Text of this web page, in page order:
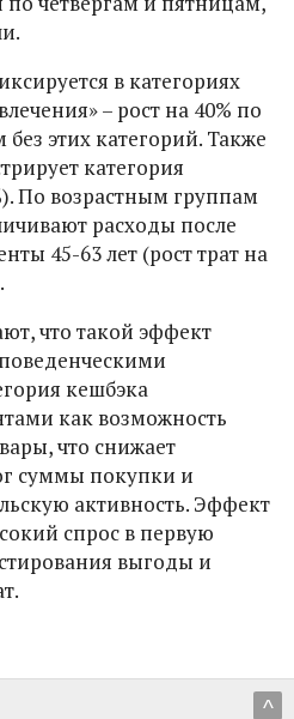
в категориях
– рост на 40% по
этих категорий. Также
категория
По возрастным группам
расходы после
45-63 лет (рост трат на
что такой эффект
кешбэка
как возможность
что снижает
суммы покупки и
активность. Эффект
спрос в первую
выгоды и
^